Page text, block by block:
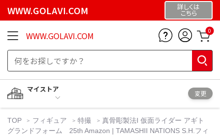
WWW.GOLAVI.COM 詳しくは
こちら
WWW.GOLAVI.COM 0
マイストア
変更
TOP フィギュア 特撮
真骨彫製法I 仮面ライダー アギト
グランドフォーム 25th Amazon | TAMASHII NATIONS S.H.フィ